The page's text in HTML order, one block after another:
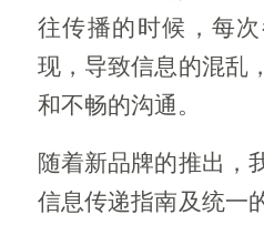
往传播的时候，每
现，导致信息的混乱
和不畅的沟通。
随着新品牌的推出，
信息传递指南及统一